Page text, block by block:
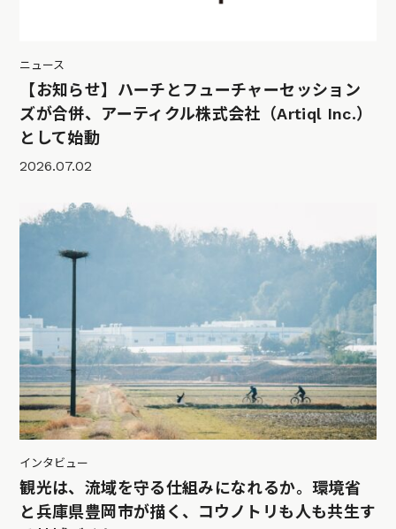
ニュース
【お知らせ】ハーチとフューチャーセッション
ズが合併、アーティクル株式会社（Artiql Inc.）
として始動
2026.07.02
インタビュー
観光は、流域を守る仕組みになれるか。環境省
と兵庫県豊岡市が描く、コウノトリも人も共生す